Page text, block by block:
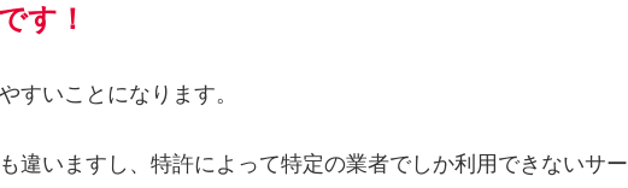
す！
すいことになります。
違いますし、特許によって特定の業者でしか利用できないサー